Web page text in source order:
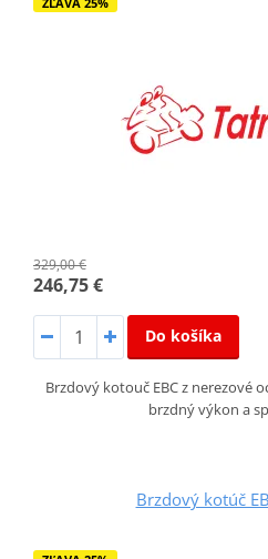
329,00 €
246,75 €
Do košíka
Brzdový kotouč EBC z nerezové
brzdný výkon a
Brzdový kotúč